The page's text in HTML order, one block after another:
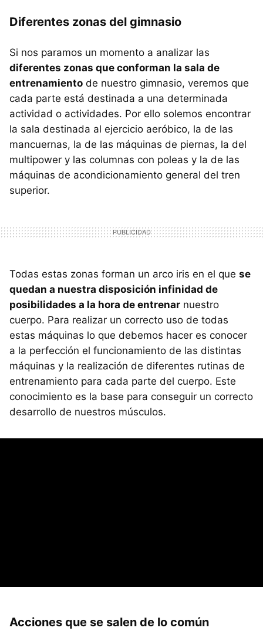
Diferentes zonas del gimnasio
Si nos paramos un momento a analizar las
diferentes zonas que conforman la sala de
entrenamiento de nuestro gimnasio, veremos que
cada parte está destinada a una determinada
actividad o actividades. Por ello solemos encontrar
la sala destinada al ejercicio aeróbico, la de las
mancuernas, la de las máquinas de piernas, la del
multipower y las columnas con poleas y la de las
máquinas de acondicionamiento general del tren
superior.
Todas estas zonas forman un arco iris en el que se
quedan a nuestra disposición infinidad de
posibilidades a la hora de entrenar nuestro
cuerpo. Para realizar un correcto uso de todas
estas máquinas lo que debemos hacer es conocer
a la perfección el funcionamiento de las distintas
máquinas y la realización de diferentes rutinas de
entrenamiento para cada parte del cuerpo. Este
conocimiento es la base para conseguir un correcto
desarrollo de nuestros músculos.
Acciones que se salen de lo común